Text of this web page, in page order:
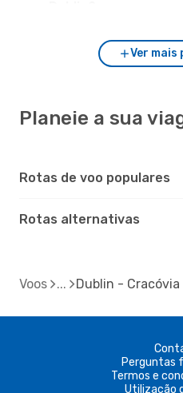
Ver mais
Planeie a sua
Rotas de voo populares
Rotas alternativas
Voos Dublin - Cracóvia
Perguntas
Termos e
Utilização